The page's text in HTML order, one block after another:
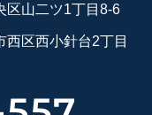
山二ツ1丁目8-6
区西小針台2丁目